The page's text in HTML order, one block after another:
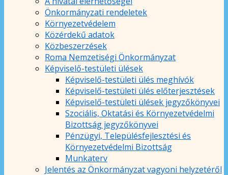
Önkormányzati rendeletek
Környezetvédelem
Közérdekű adatok
Közbeszerzések
Roma Nemzetiségi Önkormányzat
Képviselő-testületi ülések
Képviselő-testületi ülés meghívók
Képviselő-testületi ülés előterjesztések
Képviselő-testületi ülések jegyzőkönyvei
Szociális, Oktatási és Környezetvédelmi
Bizottság jegyzőkönyvei
Pénzügyi, Településfejlesztési és
Környezetvédelmi Bizottság
Munkaterv
Jelentés az Önkormányzat vagyoni helyzetéről